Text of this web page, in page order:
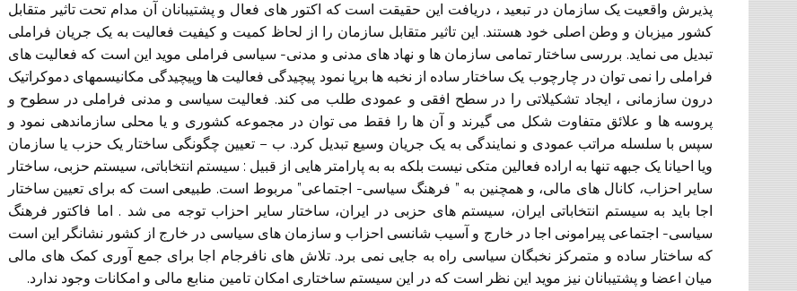
پذیرش واقعیت یک سازمان در تبعید ، دریافت این حقیقت است که اکتور های فعال و پشتیبانان آن مدام تحت تاثیر متقابل
کشور میزبان و وطن اصلی خود هستند. این تاثیر متقابل سازمان را از لحاظ کمیت و کیفیت فعالیت به یک جریان فراملی
تبدیل می نماید. بررسی ساختار تمامی سازمان ها و نهاد های مدنی و مدنی- سیاسی فراملی موید این است که فعالیت های
فراملی را نمی توان در چارچوب یک ساختار ساده از نخبه ها برپا نمود پیچیدگی فعالیت ها وپیچیدگی مکانیسمهای دموکراتیک
درون سازمانی ، ایجاد تشکیلاتی را در سطح افقی و عمودی طلب می کند. فعالیت سیاسی و مدنی فراملی در سطوح و
پروسه ها و علائق متفاوت شکل می گیرند و آن ها را فقط می توان در مجموعه کشوری و یا محلی سازماندهی نمود و
سپس با سلسله مراتب عمودی و نمایندگی به یک جریان وسیع تبدیل کرد. ب – تعیین چگونگی ساختار یک حزب یا سازمان
ویا احیانا یک جبهه تنها به اراده فعالین متکی نیست بلکه به به پارامتر هایی از قبیل : سیستم انتخاباتی، سیستم حزبی، ساختار
سایر احزاب، کانال های مالی، و همچنین به ” فرهنگ سیاسی- اجتماعی” مربوط است. طبیعی است که برای تعیین ساختار
اجا باید به سیستم انتخاباتی ایران، سیستم های حزبی در ایران، ساختار سایر احزاب توجه می شد . اما فاکتور فرهنگ
سیاسی- اجتماعی پیرامونی اجا در خارج و آسیب شانسی احزاب و سازمان های سیاسی در خارج از کشور نشانگر این است
که ساختار ساده و متمرکز نخبگان سیاسی راه به جایی نمی برد. تلاش های نافرجام اجا برای جمع آوری کمک های مالی
میان اعضا و پشتیبانان نیز موید این نظر است که در این سیستم ساختاری امکان تامین منابع مالی و امکانات وجود ندارد.